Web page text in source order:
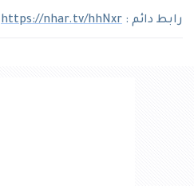
رابط دائم : https://nhar.tv/hhNxr